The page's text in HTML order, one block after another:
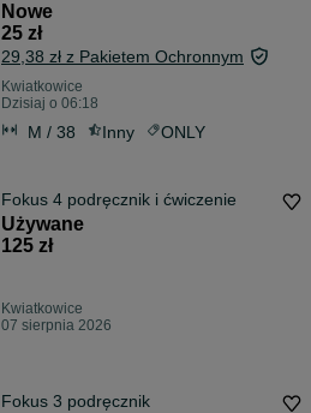
Nowe
25 zł
29,38 zł z Pakietem Ochronnym
Kwiatkowice
Dzisiaj o 06:18
M / 38 Inny ONLY
Fokus 4 podręcznik i ćwiczenie
Używane
125 zł
Kwiatkowice
07 sierpnia 2026
Fokus 3 podręcznik